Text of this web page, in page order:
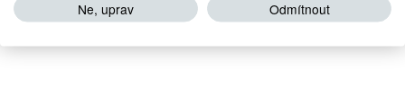
Ne, uprav
Odmítnout